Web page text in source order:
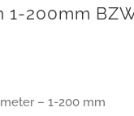
1-200mm
– 1-200 mm